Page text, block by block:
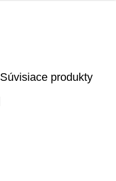
Súvisiace produkty